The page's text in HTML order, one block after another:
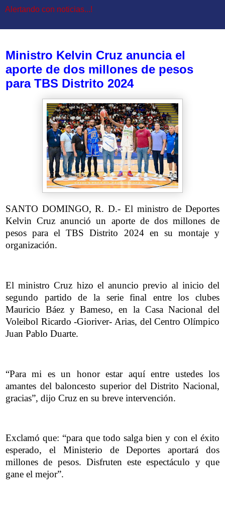
Alertando con noticias...!
Ministro Kelvin Cruz anuncia el
aporte de dos millones de pesos
para TBS Distrito 2024
SANTO DOMINGO, R. D.- El ministro de Deportes
Kelvin Cruz anunció un aporte de dos millones de
pesos para el TBS Distrito 2024 en su montaje y
organización.
El ministro Cruz hizo el anuncio previo al inicio del
segundo partido de la serie final entre los clubes
Mauricio Báez y Bameso, en la Casa Nacional del
Voleibol Ricardo -Gioriver- Arias, del Centro Olímpico
Juan Pablo Duarte.
“Para mi es un honor estar aquí entre ustedes los
amantes del baloncesto superior del Distrito Nacional,
gracias”, dijo Cruz en su breve intervención.
Exclamó que: “para que todo salga bien y con el éxito
esperado, el Ministerio de Deportes aportará dos
millones de pesos. Disfruten este espectáculo y que
gane el mejor”.